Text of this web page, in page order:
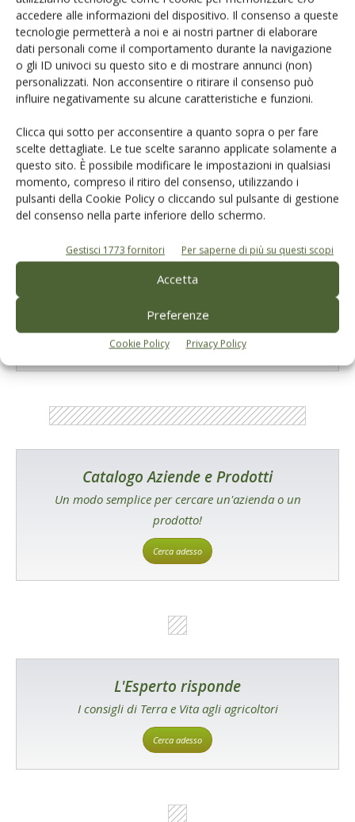
accedere alle informazioni del dispositivo. Il consenso a queste
tecnologie permetterà a noi e ai nostri partner di elaborare
dati personali come il comportamento durante la navigazione
o gli ID univoci su questo sito e di mostrare annunci (non)
personalizzati. Non acconsentire o ritirare il consenso può
influire negativamente su alcune caratteristiche e funzioni.
Clicca qui sotto per acconsentire a quanto sopra o per fare
scelte dettagliate. Le tue scelte saranno applicate solamente a
questo sito. È possibile modificare le impostazioni in qualsiasi
momento, compreso il ritiro del consenso, utilizzando i
pulsanti della Cookie Policy o cliccando sul pulsante di gestione
del consenso nella parte inferiore dello schermo.
Gestisci 1773 fornitori Per saperne di più su questi scopi
Accetta
Preferenze
Cookie Policy Privacy Policy
NEWS
Xylella, non c’è cura e tutta Europa è a
rischio. Lo dice l’Efsa
Gianni Gnudi 16 Maggio 2019
Catalogo Aziende e Prodotti
Un modo semplice per cercare un'azienda o un
prodotto!
Cerca adesso
L'Esperto risponde
I consigli di Terra e Vita agli agricoltori
Cerca adesso